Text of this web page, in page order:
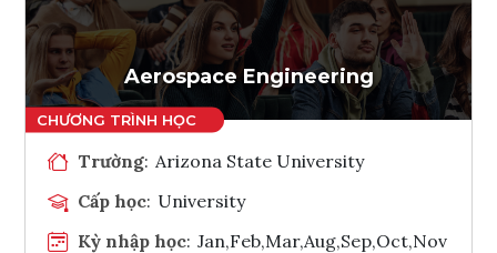
Tham vấn Interlink
Aerospace Engineering
Trường: Arizona State University
Cấp học: University
Kỳ nhập học: Jan,Feb,Mar,Aug,Sep,Oct,Nov